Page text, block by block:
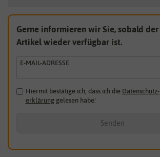
Gerne informieren wir Sie, sobald der
Artikel wieder verfügbar ist.
E-MAIL-ADRESSE
Hiermit bestätige ich, dass ich die Daten­schutz­
erklärunggelesen habe.*
Senden